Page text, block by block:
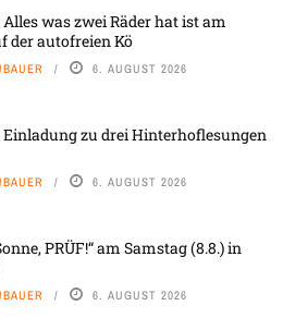
was zwei Räder hat ist am
der autofreien Kö
6. AUGUST 2026
Einladung zu drei Hinterhoflesungen
6. AUGUST 2026
PRÜF!“ am Samstag (8.8.) in
6. AUGUST 2026